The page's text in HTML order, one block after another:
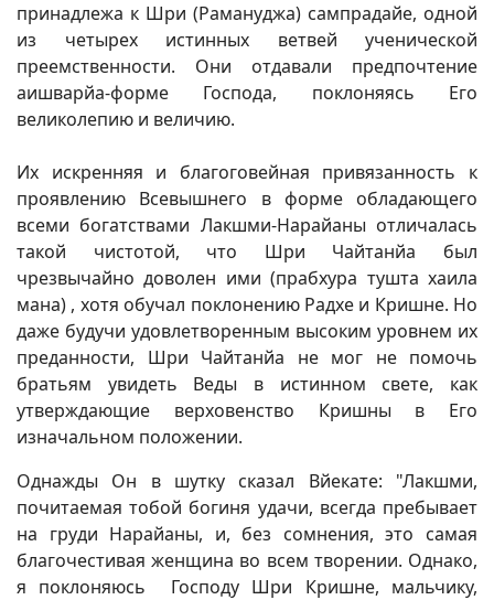
принадлежа к Шри (Рамануджа) сампрадайе, одной
из четырех истинных ветвей ученической
преемственности. Они отдавали предпочтение
аишварйа-форме Господа, поклоняясь Его
великолепию и величию.
Их искренняя и благоговейная привязанность к
проявлению Всевышнего в форме обладающего
всеми богатствами Лакшми-Нарайаны отличалась
такой чистотой, что Шри Чайтанйа был
чрезвычайно доволен ими (прабхура тушта хаила
мана) , хотя обучал поклонению Радхе и Кришне. Но
даже будучи удовлетворенным высоким уровнем их
преданности, Шри Чайтанйа не мог не помочь
братьям увидеть Веды в истинном свете, как
утверждающие верховенство Кришны в Его
изначальном положении.
Однажды Он в шутку сказал Вйекате: "Лакшми,
почитаемая тобой богиня удачи, всегда пребывает
на груди Нарайаны, и, без сомнения, это самая
благочестивая женщина во всем творении. Однако,
я поклоняюсь Господу Шри Кришне, мальчику,